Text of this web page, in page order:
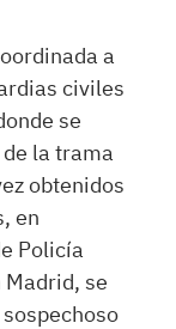
a
civiles
se
la trama
obtenidos
en
Policía
se